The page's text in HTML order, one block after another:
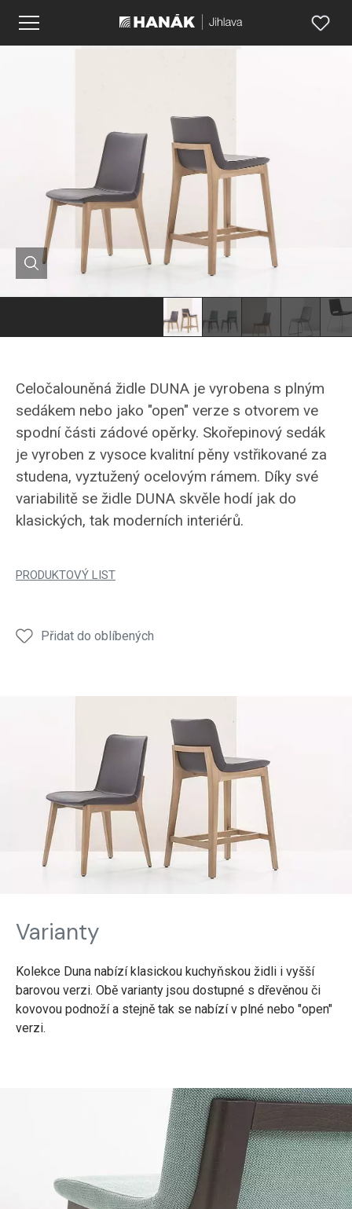
Celočalouněná židle DUNA je vyrobena s plným
sedákem nebo jako "open" verze s otvorem ve
spodní části zádové opěrky. Skořepinový sedák
je vyroben z vysoce kvalitní pěny vstřikované za
studena, vyztužený ocelovým rámem. Díky své
variabilitě se židle DUNA skvěle hodí jak do
klasických, tak moderních interiérů.
PRODUKTOVÝ LIST
Přidat do oblíbených
Varianty
Kolekce Duna nabízí klasickou kuchyňskou židli i vyšší
barovou verzi. Obě varianty jsou dostupné s dřevěnou či
kovovou podnoží a stejně tak se nabízí v plné nebo "open"
verzi.